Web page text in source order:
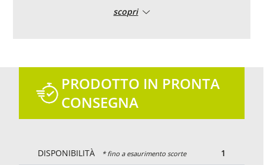
scopri
PRODOTTO IN PRONTA
CONSEGNA
DISPONIBILITÀ * fino a esaurimento scorte
1